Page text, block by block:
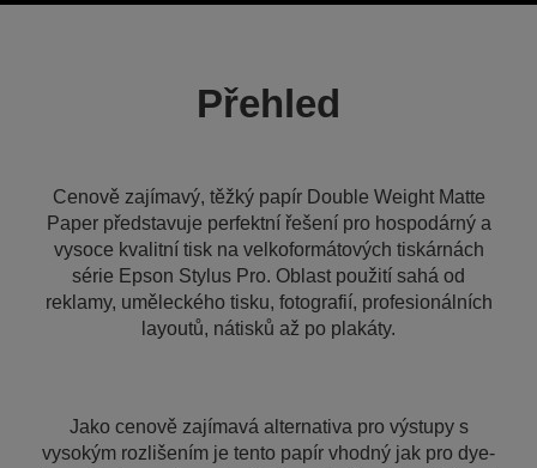
Přehled
Cenově zajímavý, těžký papír Double Weight Matte
Paper představuje perfektní řešení pro hospodárný a
vysoce kvalitní tisk na velkoformátových tiskárnách
série Epson Stylus Pro. Oblast použití sahá od
reklamy, uměleckého tisku, fotografií, profesionálních
layoutů, nátisků až po plakáty.
Jako cenově zajímavá alternativa pro výstupy s
vysokým rozlišením je tento papír vhodný jak pro dye-